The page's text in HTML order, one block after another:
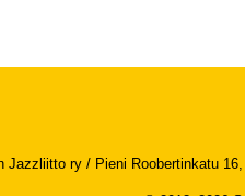
Jazzliitto ry / Pieni Roobertinkatu